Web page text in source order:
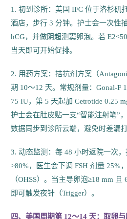
1. 初到诊所：美国 IFC 位于洛杉矶
酒店，步行 3 分钟。护士会一次性
hCG，并做阴超测窦卵泡。若
当天即可开始促排。
2. 用药方案：拮抗剂方案（
期 10～12 天。常规剂量：Gonal-F
75 IU，第 5 天起加 Cetrotide 0.25
护士会在肚皮贴一支“智能注射笔”
数据同步到诊所云端，避免时差漏打
3. 动态监测：每 48 小时返院一次
>80%，医生会下调 FSH 剂量 25%
（OHSS）。当主导卵泡≥18 mm 且
即可触发夜针（Trigger）。
四、美国周期第 12～14 天：取卵